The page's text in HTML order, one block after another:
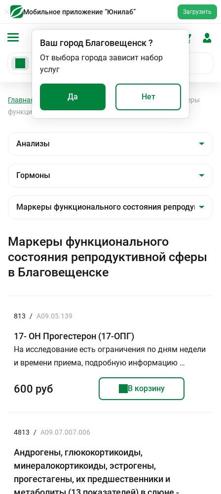
Мобильное приложение “Юнилаб” Загрузить
Ваш город Благовещенск?
От выбора города зависит набор
услуг
Да Нет
Главная Анализы Гормоны
Маркеры
функционального состояния репродуктивной сферы
Маркеры функционального
состояния репродуктивной сферы
в Благовещенске
813 / A09.05.139
17- ОН Прогестерон (17-ОПГ)
На исследование есть ограничения по дням недели
и времени приема, подробную информацию …
600 руб В корзину
4813 / A09.07.007.006
Андрогены, глюкокортикоиды,
минералокортикоиды, эстрогены,
прогестагены, их предшественники и